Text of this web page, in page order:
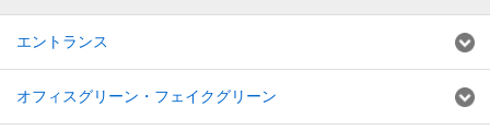
エントランス
オフィスグリーン・フェイクグリーン